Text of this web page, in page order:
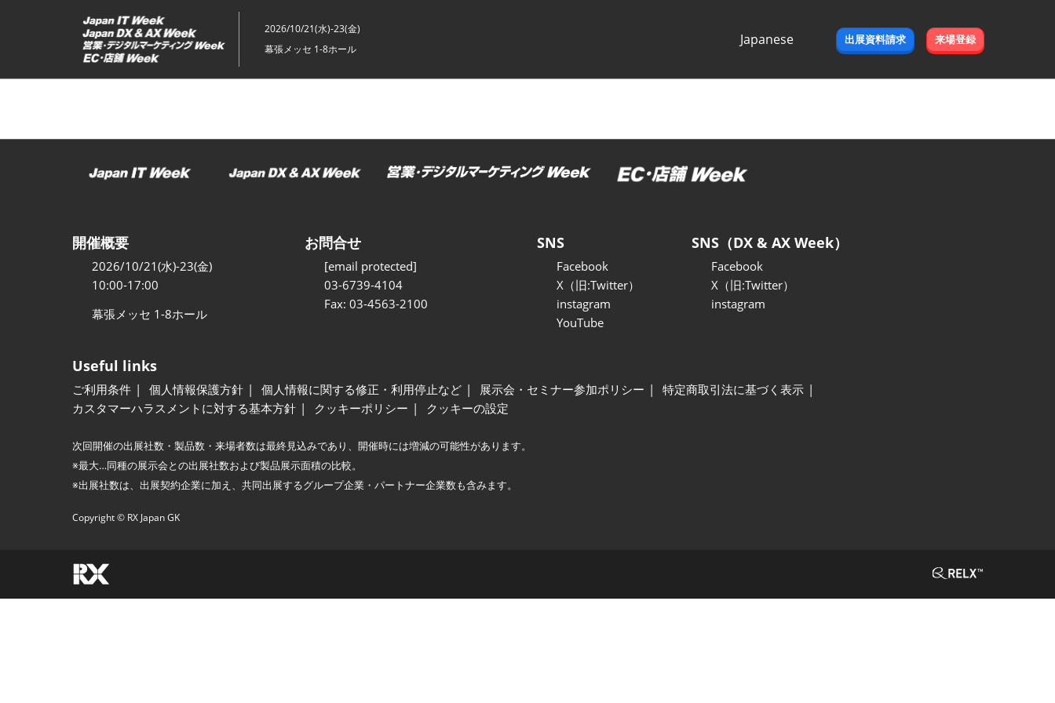
ッ
2026/10/21(水)-23(金)
幕張メッセ 1-8ホール
Japanese
出展資料請求 来場登録
開催概要
2026/10/21(水)-23(金)
10:00-17:00
幕張メッセ 1-8ホール
お問合せ
[email protected]
03-6739-4104
Fax: 03-4563-2100
SNS
Facebook
X（旧:Twitter）
instagram
YouTube
SNS（DX & AX Week）
Facebook
X（旧:Twitter）
instagram
Useful links
ご利用条件 個人情報保護方針 個人情報に関する修正・利用停止など 展示会・セミナー参加ポリシー
特定商取引法に基づく表示
カスタマーハラスメントに対する基本方針
クッキーポリシー クッキーの設定
次回開催の出展社数・製品数・来場者数は最終見込みであり、開催時には増減の可能性があります。
※最大…同種の展示会との出展社数および製品展示面積の比較。
※出展社数は、出展契約企業に加え、共同出展するグループ企業・パートナー企業数も含みます。
Copyright © RX Japan GK